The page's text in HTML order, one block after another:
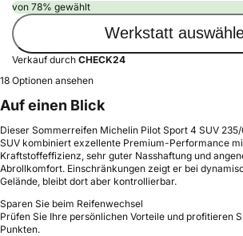
von 78% gewählt
Werkstatt
Verkauf durch CHECK24
18 Optionen ansehen
Auf einen Blick
Dieser Sommerreifen Michelin Pilot Sport 4 SUV 235/
SUV kombiniert exzellente Premium-Performance
Kraftstoffeffizienz, sehr guter Nasshaftung und
Abrollkomfort. Einschränkungen zeigt er bei
Gelände, bleibt dort aber kontrollierbar.
Sparen Sie beim Reifenwechsel
Prüfen Sie Ihre persönlichen Vorteile und profitieren
Punkten.